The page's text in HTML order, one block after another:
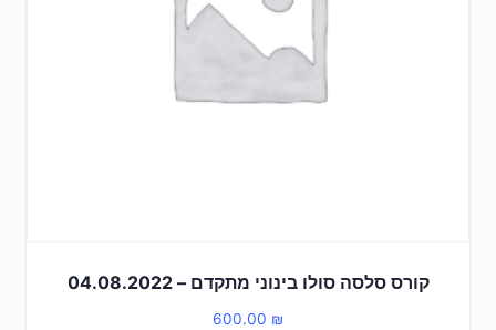
קורס סלסה סולו בינוני מתקדם – 04.08.2022
600.00 ₪